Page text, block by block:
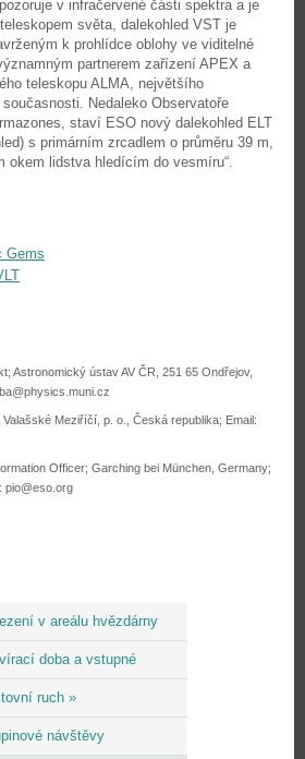
v areálu hvězdárny
doba a vstupné
ruch »
návštěvy
v infračervené části spektra a je
světa, dalekohled VST je
k prohlídce oblohy ve viditelné
partnerem zařízení APEX a
teleskopu ALMA, největšího
Nedaleko Observatoře
staví ESO nový dalekohled ELT
s primárním zrcadlem o průměru 39 m,
okem lidstva hledícím do vesmíru“.
Gems
Astronomický ústav AV ČR, 251 65 Ondřejov,
Meziříčí, p. o., Česká republika; Email:
Officer; Garching bei München, Germany;
pio@eso.org